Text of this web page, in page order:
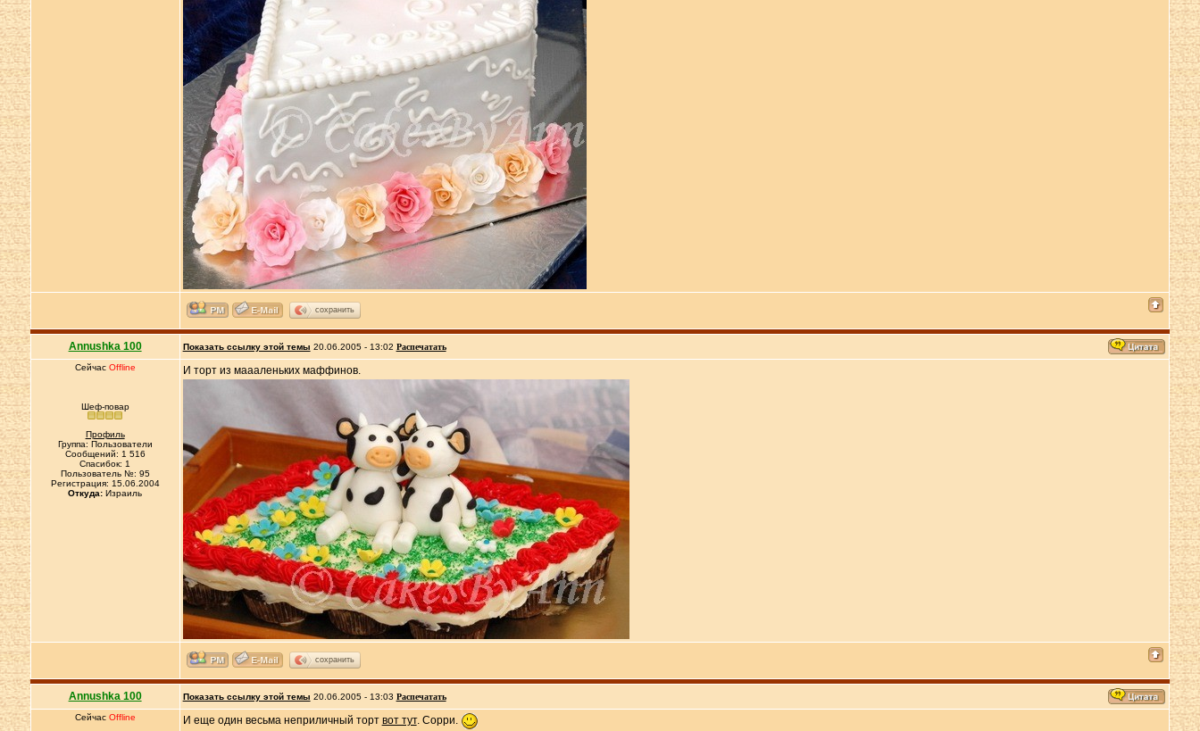
сохранить
Annushka 100 Показать ссылку этой темы 20.06.2005 - 13:02 Распечатать
Сейчас Offline
Шеф-повар
Профиль
Группа: Пользователи
Сообщений: 1 516
Спасибок: 1
Пользователь №: 95
Регистрация: 15.06.2004
Откуда: Израиль
И торт из маааленьких маффинов.
сохранить
Annushka 100 Показать ссылку этой темы 20.06.2005 - 13:03 Распечатать
Сейчас Offline И еще один весьма неприличный торт вот тут. Сорри.